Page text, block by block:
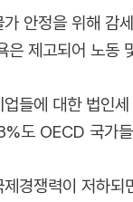
안정을 위해 감
은 제고되어 노동
업들에 대한 법인
도 OECD 국가
경쟁력이 저하